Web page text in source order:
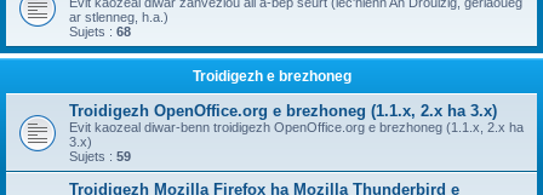
ar stlenneg, h.a.)
Sujets : 68
Troidigezh e brezhoneg
Troidigezh OpenOffice.org e brezhoneg (1.1.x, 2.x ha 3.x)
Evit kaozeal diwar-benn troidigezh OpenOffice.org e brezhoneg (1.1.x, 2.x ha
3.x)
Sujets : 59
Troidigezh Mozilla Firefox ha Mozilla Thunderbird e